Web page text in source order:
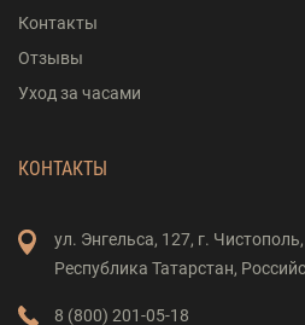
Контакты
Отзывы
Уход за часами
КОНТАКТЫ
ул. Энгельса, 127, г. Чистополь,
Республика Татарстан,
8 (800) 201-05-18